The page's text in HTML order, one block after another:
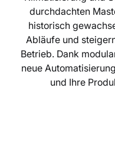
durchdachten
historisch
Abläufe und
Betrieb. Dank
neue
und Ihre